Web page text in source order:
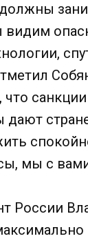
видим
дают
мы с
России